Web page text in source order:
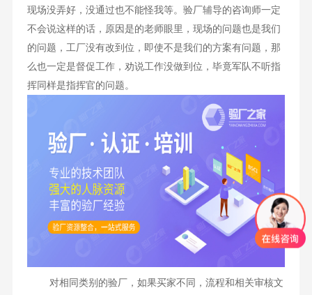
现场没弄好，没通过也不能怪我等。验厂辅导的咨询师一定
不会说这样的话，原因是的老师眼里，现场的问题也是我们
的问题，工厂没有改到位，即使不是我们的方案有问题，那
么也一定是督促工作，劝说工作没做到位，毕竟军队不听指
挥同样是指挥官的问题。
对相同类别的验厂，如果买家不同，流程和相关审核文